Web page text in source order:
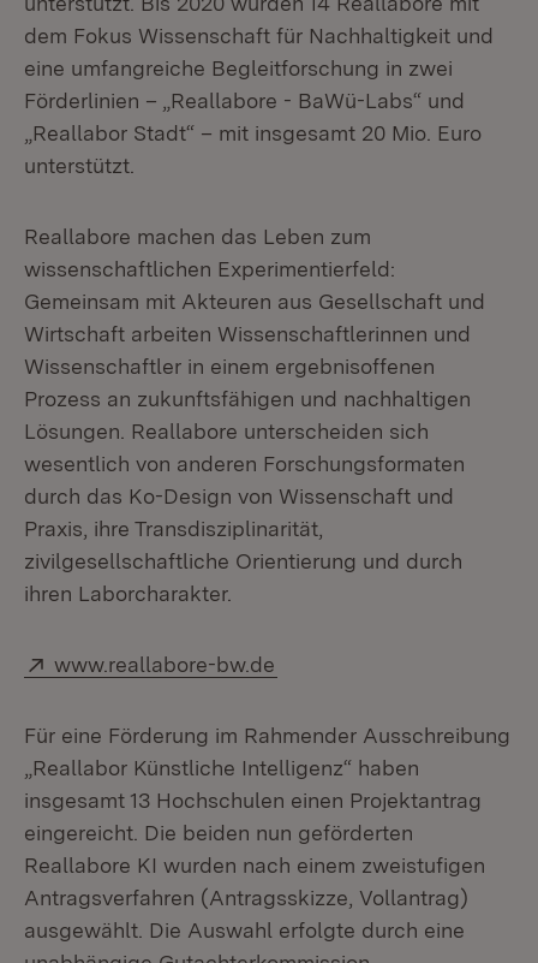
dem Fokus Wissenschaft für Nachhaltigkeit und
eine umfangreiche Begleitforschung in zwei
Förderlinien – „Reallabore - BaWü-Labs“ und
„Reallabor Stadt“ – mit insgesamt 20 Mio. Euro
unterstützt.
Reallabore machen das Leben zum
wissenschaftlichen Experimentierfeld:
Gemeinsam mit Akteuren aus Gesellschaft und
Wirtschaft arbeiten Wissenschaftlerinnen und
Wissenschaftler in einem ergebnisoffenen
Prozess an zukunftsfähigen und nachhaltigen
Lösungen. Reallabore unterscheiden sich
wesentlich von anderen Forschungsformaten
durch das Ko-Design von Wissenschaft und
Praxis, ihre Transdisziplinarität,
zivilgesellschaftliche Orientierung und durch
ihren Laborcharakter.
Extern:
www.reallabore-bw.de
Für eine Förderung im Rahmender Ausschreibung
„Reallabor Künstliche Intelligenz“ haben
insgesamt 13 Hochschulen einen Projektantrag
eingereicht. Die beiden nun geförderten
Reallabore KI wurden nach einem zweistufigen
Antragsverfahren (Antragsskizze, Vollantrag)
ausgewählt. Die Auswahl erfolgte durch eine